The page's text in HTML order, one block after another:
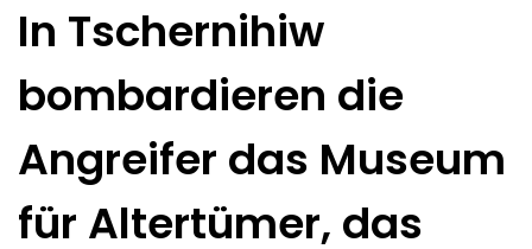
In Tschernihiw
bombardieren die
Angreifer das Museum
für Altertümer, das